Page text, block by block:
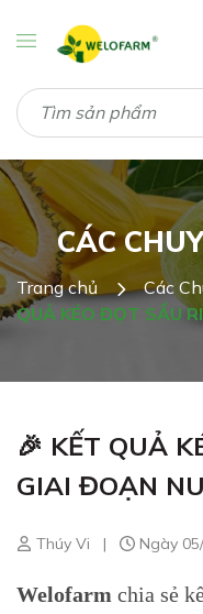
CÁC
Trang chủ Các
QUẢ KÉO ĐỌT SẦU
🎉 KẾT QUẢ
GIAI ĐOẠN
Thúy Vi | Ngày
Welofarm chia sẻ